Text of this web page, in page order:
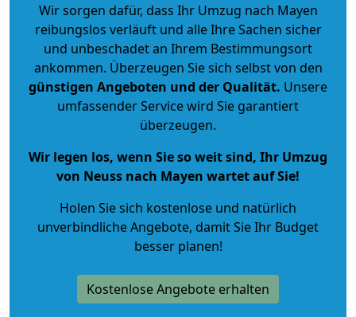
Wir sorgen dafür, dass Ihr Umzug nach Mayen
reibungslos verläuft und alle Ihre Sachen sicher
und unbeschadet an Ihrem Bestimmungsort
ankommen. Überzeugen Sie sich selbst von den
günstigen Angeboten und der Qualität. Unsere
umfassender Service wird Sie garantiert
überzeugen.
Wir legen los, wenn Sie so weit sind, Ihr Umzug
von Neuss nach Mayen wartet auf Sie!
Holen Sie sich kostenlose und natürlich
unverbindliche Angebote, damit Sie Ihr Budget
besser planen!
Kostenlose Angebote erhalten